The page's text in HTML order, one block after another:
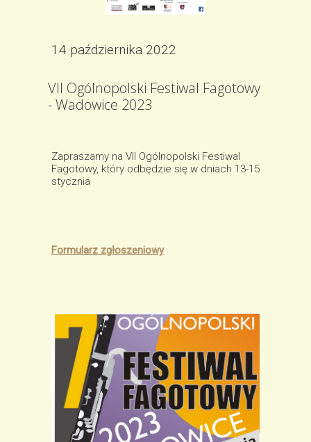
Zapraszamy na VII Ogólnopolski Festiwal
Fagotowy, który odbędzie się w dniach 13-15
stycznia
Formularz zgłoszeniowy
VII Ogólnopolski Festiwal Fagotowy
- Wadowice 2023
14 października 2022